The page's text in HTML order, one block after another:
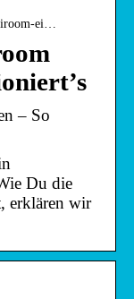
ei…
– So
Du die
erklären wir